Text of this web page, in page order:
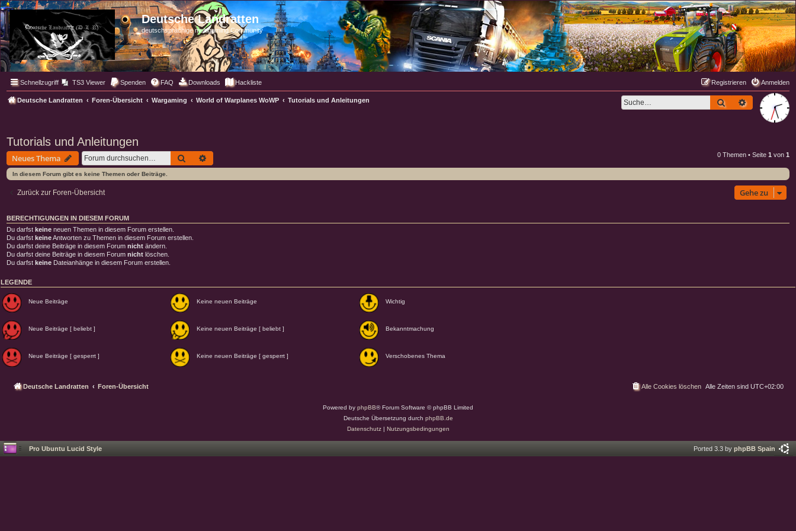
Deutsche Landratten
deutschsprachige multigaming Community
Schnellzugriff TS3 Viewer Spenden FAQ Downloads Hackliste Anmelden
Registrieren
Deutsche Landratten Foren-Übersicht Wargaming World of Warplanes WoWP Tutorials und Anleitungen SucheErweiterte
Tutorials und Anleitungen
Neues Thema Suche 0 Themen • Seite 1 von 1
In diesem Forum gibt es keine Themen oder Beiträge.
Zurück zur Foren-Übersicht Gehe zu
BERECHTIGUNGEN IN DIESEM FORUM
Du darfst keine neuen Themen in diesem Forum erstellen.
Du darfst keineAntworten zu Themen in diesem Forum erstellen.
Du darfst deine Beiträge in diesem Forum nicht ändern.
Du darfst deine Beiträge in diesem Forum nicht löschen.
Du darfst keine Dateianhänge in diesem Forum erstellen.
LEGENDE
Neue Beiträge
Neue Beiträge [ beliebt ]
Neue Beiträge [ gesperrt ]
Keine neuen Beiträge
Keine neuen Beiträge [ beliebt ]
Keine neuen Beiträge [ gesperrt ]
Wichtig
Bekanntmachung
Verschobenes Thema
Deutsche Landratten Foren-Übersicht Alle Zeiten sind UTC+02:00
Alle Cookies löschen
Powered by phpBB® Forum Software © phpBB Limited
Deutsche Übersetzung durch phpBB.de
Datenschutz| Nutzungsbedingungen
Pro Ubuntu Lucid Style Ported 3.3 by phpBB Spain